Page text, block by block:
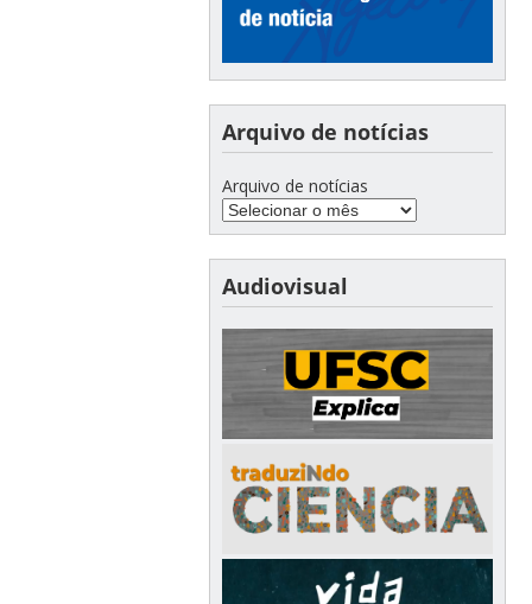
Arquivo de notícias
Arquivo de notícias
Audiovisual